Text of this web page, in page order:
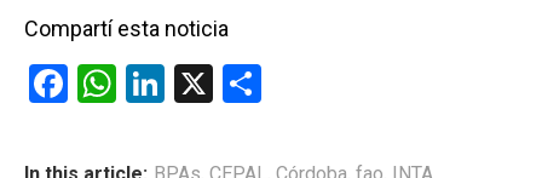
Compartí esta noticia
F
ce
W
at
Li
ke
X
m